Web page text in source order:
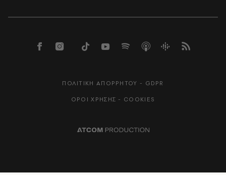
ΠΟΛΙΤΙΚΗ ΑΠΟΡΡΗΤΟΥ - GDPR
ΟΡΟΙ ΧΡΗΣΗΣ - COOKIES